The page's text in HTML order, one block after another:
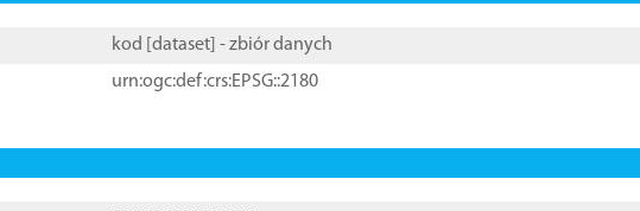
kod [ dataset ] - zbiór danych
urn:ogc:def:crs:EPSG::2180